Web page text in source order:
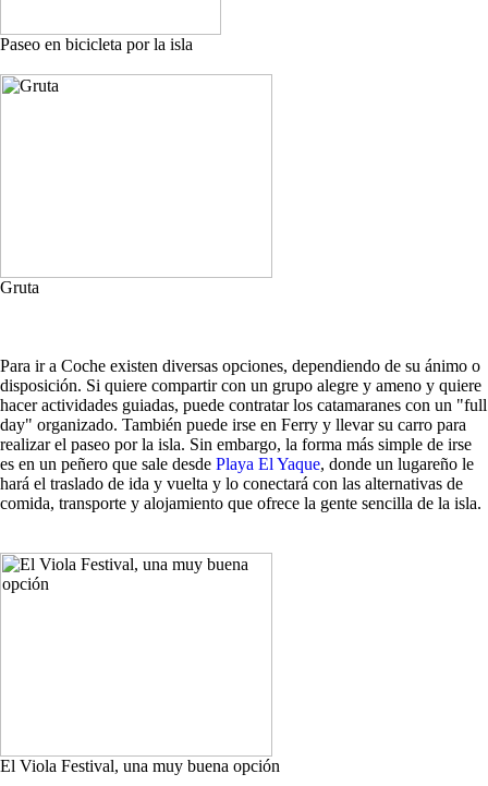
Paseo en bicicleta por la isla
Gruta
Para ir a Coche existen diversas opciones, dependiendo de su ánimo o
disposición. Si quiere compartir con un grupo alegre y ameno y quiere
hacer actividades guiadas, puede contratar los catamaranes con un "full
day" organizado. También puede irse en Ferry y llevar su carro para
realizar el paseo por la isla. Sin embargo, la forma más simple de irse
es en un peñero que sale desde Playa El Yaque, donde un lugareño le
hará el traslado de ida y vuelta y lo conectará con las alternativas de
comida, transporte y alojamiento que ofrece la gente sencilla de la isla.
El Viola Festival, una muy buena opción